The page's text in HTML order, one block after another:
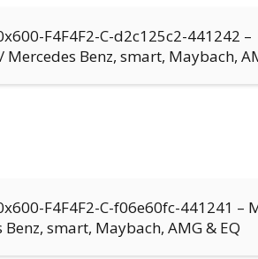
F4F4F2-C-d2c125c2-441242 –
Benz, smart, Maybach,
F4F4F2-C-f06e60fc-441241 –
smart, Maybach, AMG & EQ